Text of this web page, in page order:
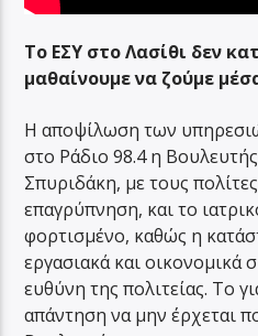
Το ΕΣΥ στο Λασίθι δεν
μαθαίνουμε να ζούμε
Η αποψίλωση των
στο Ράδιο 98.4 η
Σπυριδάκη, με τους
επαγρύπνηση, και το
φορτισμένο, καθώς η
εργασιακά και οικονομικά
ευθύνη της πολιτείας. Το
απάντηση να μην έρχεται